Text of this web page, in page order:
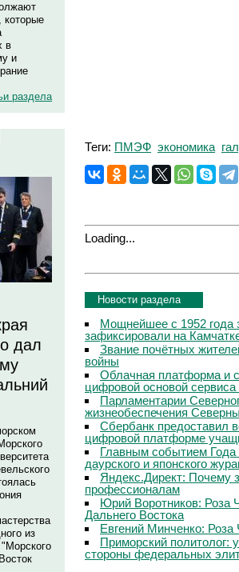
которые
в
и
раздела
дал
из
Теги: ПМЭФ экономика
Loading...
Новости раздела
Мощнейшее с 1952 года
зафиксировали на
Звание почётных
войны
Облачная платформа и
цифровой основой
Парламентарии
жизнеобеспечения
Сбербанк предоставил
цифровой платформе
Главным событием
даурского и японского
Яндекс.Директ: Почему
профессионалам
Юрий Воротников: Роза
Дальнего Востока
Евгений Минченко: Роза
Приморский политолог:
стороны федеральных